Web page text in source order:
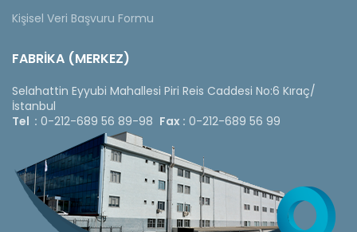
Kişisel Veri Başvuru Formu
FABRİKA (MERKEZ)
Selahattin Eyyubi Mahallesi Piri Reis Caddesi No:6 Kıraç/
İstanbul
Tel : 0-212-689 56 89-98 Fax : 0-212-689 56 99